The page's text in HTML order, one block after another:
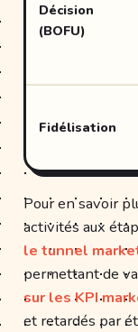
Décision
(BOFU)
Fidélisation
Pour en savoir
activités aux
le tunnel
permettant de
sur les KPI
et retardés par